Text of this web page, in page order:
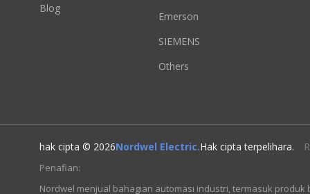
Blog
Emerson
SIEMENS
Others
hak cipta © 2026Nordwel Electric.Hak cipta terpelihara.
Penafian:
Nordwel menjual bahagian automasi industri, termasuk